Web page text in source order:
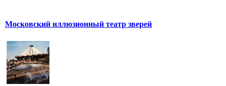
Московский иллюзионный театр зверей